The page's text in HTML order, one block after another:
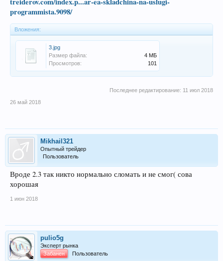
programmista.9098/
Вложения:
3.jpg
Размер файла:
4 МБ
Просмотров:
101
Последнее редактирование: 11 июл 2018
26 май 2018
Mikhail321
Опытный трейдер
Пользователь
Вроде 2.3 так никто нормально сломать и не смог( сова
хорошая
1 июн 2018
pulio5g
Эксперт рынка
Забанен
Пользователь